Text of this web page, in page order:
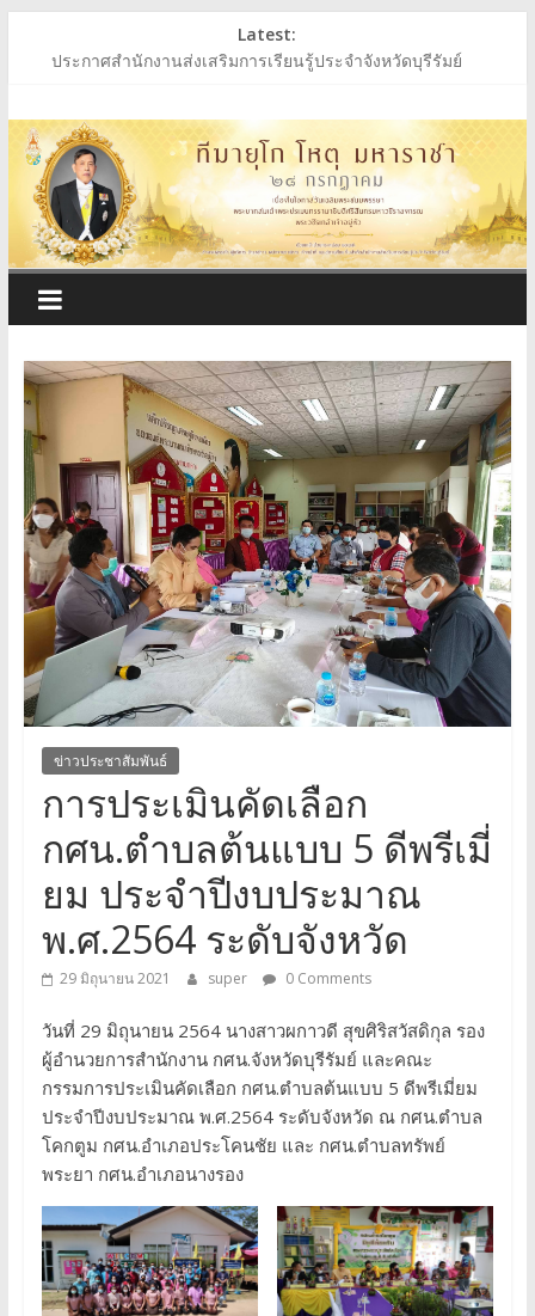
Latest:
ประกาศสำนักงานส่งเสริมการเรียนรู้ประจำจังหวัดบุรีรัมย์
ประกาศสำนักงานส่งเสริมการเรียนรู้ประจำจังหวัดบุรีรัมย์
ร่วมถวายพระพรชัยมงคล พระบาทสมเด็จพระเจ้าอยู่หัว
ประกาศผู้ชนะการเสนอราคา ประกวดราคาซื้อหนังสือเรียนฯ
สำนักงาน
ส่ง
เสริม
การ
เรียน
รู้
ประจำ
จังหวัด
บุรีรัมย์
ข่าวประชาสัมพันธ์
การประเมินคัดเลือก
กศน.ตำบลต้นแบบ 5 ดีพรีเมี่
ยม ประจำปีงบประมาณ
พ.ศ.2564 ระดับจังหวัด
29 มิถุนายน 2021 super 0 Comments
วันที่ 29 มิถุนายน 2564 นางสาวผกาวดี สุขศิริสวัสดิกุล รอง
ผู้อำนวยการสำนักงาน กศน.จังหวัดบุรีรัมย์ และคณะ
กรรมการประเมินคัดเลือก กศน.ตำบลต้นแบบ 5 ดีพรีเมี่ยม
ประจำปีงบประมาณ พ.ศ.2564 ระดับจังหวัด ณ กศน.ตำบล
โคกตูม กศน.อำเภอประโคนชัย และ กศน.ตำบลทรัพย์
พระยา กศน.อำเภอนางรอง